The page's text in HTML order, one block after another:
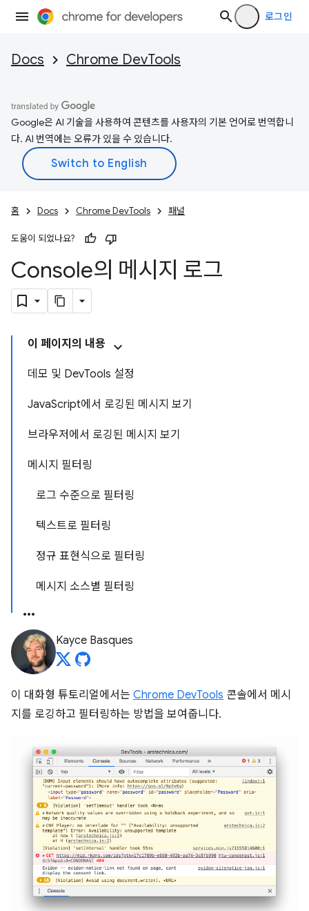
로그인
Docs Chrome DevTools
Google은 AI 기술을 사용하여 콘텐츠를 사용자의 기본 언어로 번역합니
다. AI 번역에는 오류가 있을 수 있습니다.
홈 Docs Chrome DevTools 패널
도움이 되었나요?
Console의 메시지 로그
이 페이지의 내용
데모 및 DevTools 설정
JavaScript에서 로깅된 메시지 보기
브라우저에서 로깅된 메시지 보기
메시지 필터링
로그 수준으로 필터링
텍스트로 필터링
정규 표현식으로 필터링
메시지 소스별 필터링
Kayce Basques
이 대화형 튜토리얼에서는 Chrome DevTools 콘솔에서 메시
지를 로깅하고 필터링하는 방법을 보여줍니다.